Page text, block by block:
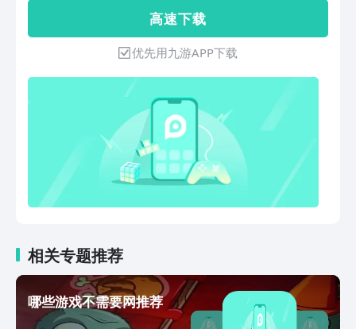
不同的时空世界，并带领植物小队粉碎僵
尸们的邪恶计划! 现今，《植物大战僵尸
2》已有17个时空世界，2个常驻秘境，
和将近300株各具特色的植物！快来加入
这场奇妙时空之旅吧！
高 速 下 载
优先用九游APP下载
相关专题推荐
哪些游戏不需要网推荐